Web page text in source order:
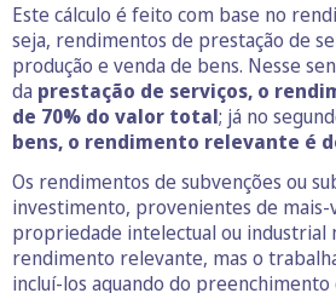
Este cálculo é feito com base no
seja, rendimentos de prestação de
produção e venda de bens. Nesse
da prestação de serviços, o
de 70% do valor total; já no
bens, o rendimento relevante é
Os rendimentos de subvenções ou
investimento, provenientes de mais-
propriedade intelectual ou industrial
rendimento relevante, mas o
incluí-los aquando do preenchimento